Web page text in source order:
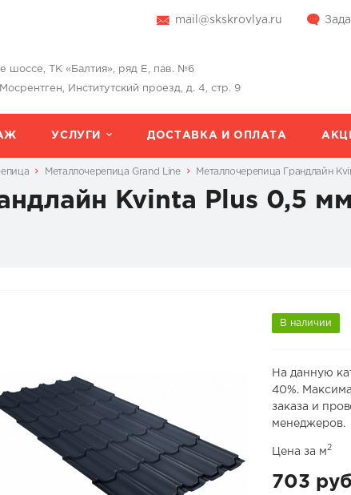
mail@skskrovlya.ru
шоссе, ТК «Балтия», ряд Е, пав. №6
Институтский проезд, д. 4, стр. 9
УСЛУГИ ДОСТАВКА И ОПЛАТА
Металлочерепица Grand Line Металлочерепица Грандлайн
Kvinta Plus 0,5
В наличии
На данную
40%.
заказа и
менеджеров.
Цена за м2
703